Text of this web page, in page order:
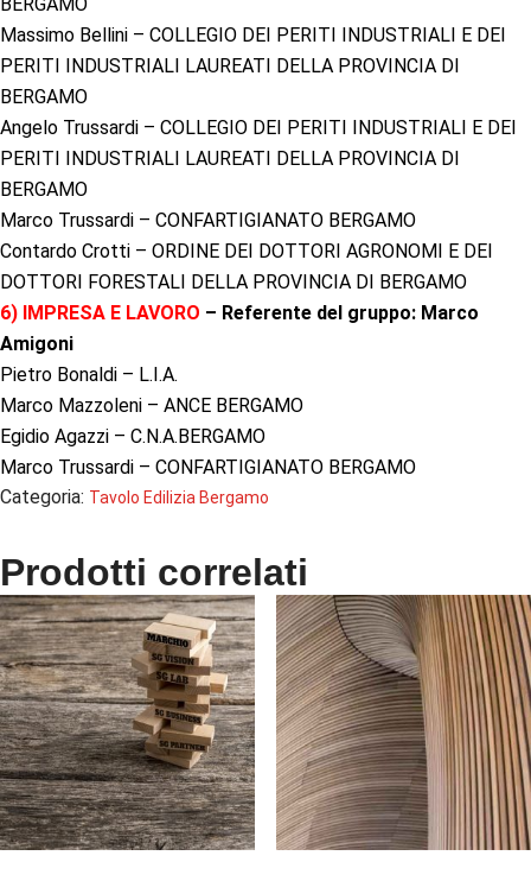
Massimo Bellini – COLLEGIO DEI PERITI INDUSTRIALI E DEI
PERITI INDUSTRIALI LAUREATI DELLA PROVINCIA DI
BERGAMO
Angelo Trussardi – COLLEGIO DEI PERITI INDUSTRIALI E DEI
PERITI INDUSTRIALI LAUREATI DELLA PROVINCIA DI
BERGAMO
Marco Trussardi – CONFARTIGIANATO BERGAMO
Contardo Crotti – ORDINE DEI DOTTORI AGRONOMI E DEI
DOTTORI FORESTALI DELLA PROVINCIA DI BERGAMO
6) IMPRESA E LAVORO – Referente del gruppo: Marco
Amigoni
Pietro Bonaldi – L.I.A.
Marco Mazzoleni – ANCE BERGAMO
Egidio Agazzi – C.N.A.BERGAMO
Marco Trussardi – CONFARTIGIANATO BERGAMO
Categoria: Tavolo Edilizia Bergamo
Prodotti correlati